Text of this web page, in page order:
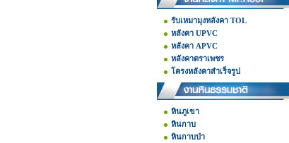
รับเหมามุงหลังคา TOL
หลังคา UPVC
หลังคา APVC
หลังคาตราเพชร
โครงหลังคาสำเร็จรูป
หินภูเขา
หินกาบ
หินกาบป่า